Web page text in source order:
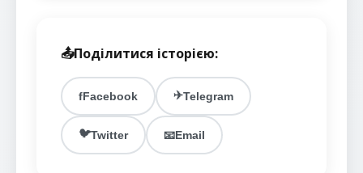
📤Поділитися історією:
fFacebook ✈️Telegram
🐦Twitter 📧Email